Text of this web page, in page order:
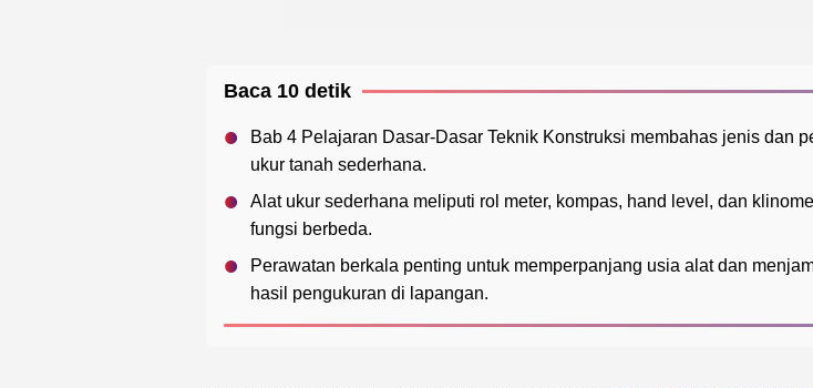
Baca 10 detik
Bab 4 Pelajaran Dasar-Dasar Teknik Konstruksi membahas jenis dan
ukur tanah sederhana.
Alat ukur sederhana meliputi rol meter, kompas, hand level, dan
fungsi berbeda.
Perawatan berkala penting untuk memperpanjang usia alat dan
hasil pengukuran di lapangan.